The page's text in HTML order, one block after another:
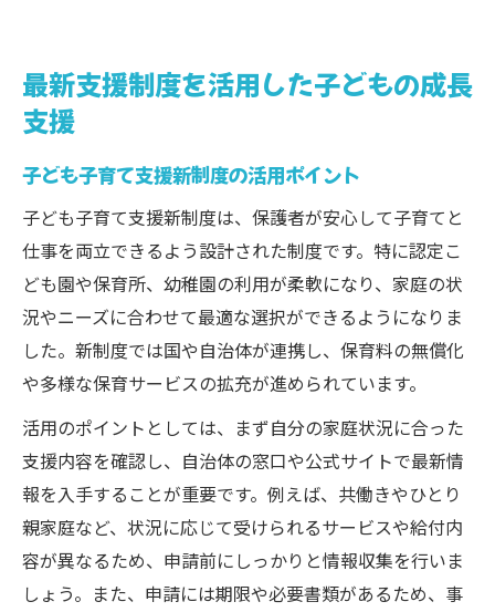
最新支援制度を活用した子どもの成長
支援
子ども子育て支援新制度の活用ポイント
子ども子育て支援新制度は、保護者が安心して子育てと
仕事を両立できるよう設計された制度です。特に認定こ
ども園や保育所、幼稚園の利用が柔軟になり、家庭の状
況やニーズに合わせて最適な選択ができるようになりま
した。新制度では国や自治体が連携し、保育料の無償化
や多様な保育サービスの拡充が進められています。
活用のポイントとしては、まず自分の家庭状況に合った
支援内容を確認し、自治体の窓口や公式サイトで最新情
報を入手することが重要です。例えば、共働きやひとり
親家庭など、状況に応じて受けられるサービスや給付内
容が異なるため、申請前にしっかりと情報収集を行いま
しょう。また、申請には期限や必要書類があるため、事